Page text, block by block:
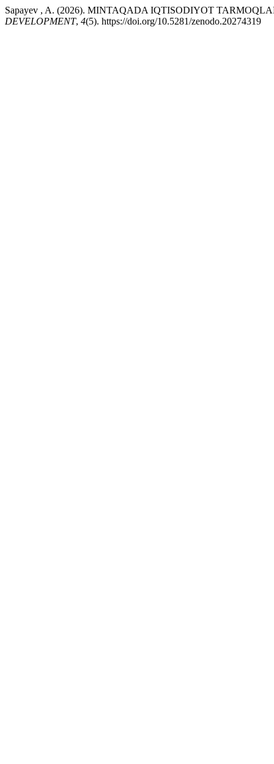
Sapayev , A. (2026). MINTAQADA IQTISODIYOT
DEVELOPMENT, 4(5). https://doi.org/10.5281/zenodo.20274319